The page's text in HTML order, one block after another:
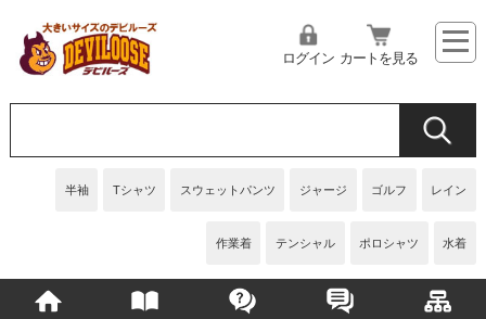
半袖 Tシャツ スウェットパンツ ジャージ ゴルフ レイン
作業着 テンシャル ポロシャツ 水着
ログイン カートを見る